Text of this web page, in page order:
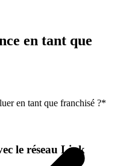
en tant que
en tant que franchisé ?*
le réseau Link